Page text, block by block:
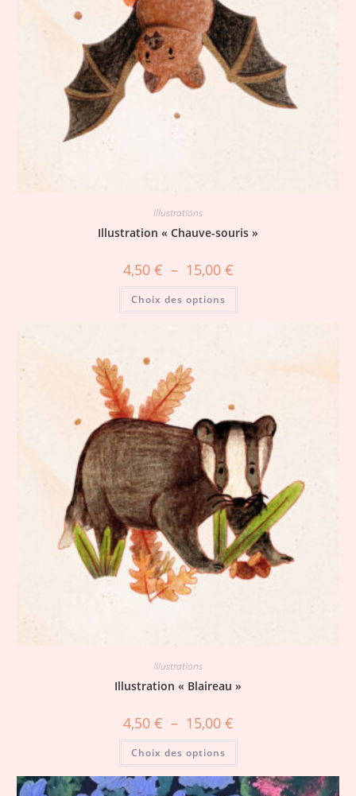
Illustrations
Illustration « Chauve-souris »
4,50 € – 15,00 €
Choix des options
Illustrations
Illustration « Blaireau »
4,50 € – 15,00 €
Choix des options